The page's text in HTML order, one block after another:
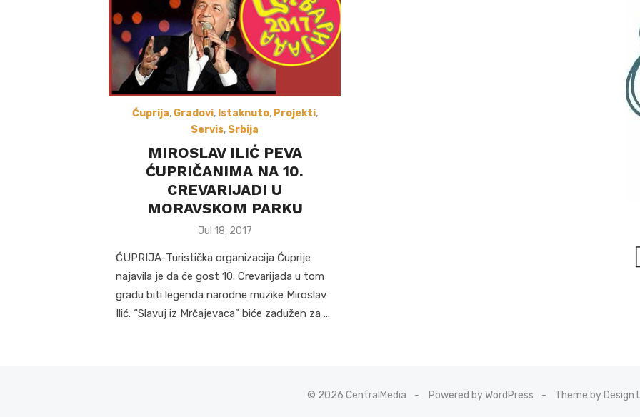
Ćuprija, Gradovi, Istaknuto, Projekti,
Servis, Srbija
MIROSLAV ILIĆ PEVA
ĆUPRIČANIMA NA 10.
CREVARIJADI U
MORAVSKOM PARKU
Posted
Jul 18, 2017
ĆUPRIJA-Turistička organizacija Ćuprije
najavila je da će gost 10. Crevarijada u tom
gradu biti legenda narodne muzike Miroslav
Ilić. “Slavuj iz Mrčajevaca” biće zadužen za …
© 2026 CentralMedia Powered by WordPress Theme by Design